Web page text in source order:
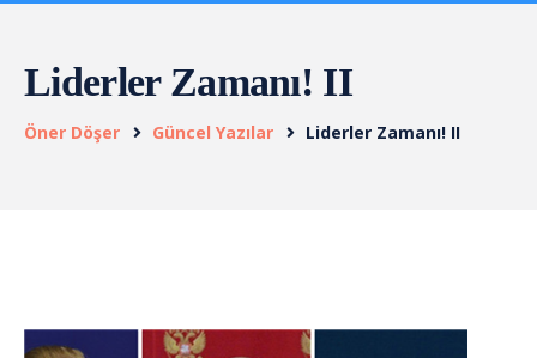
Liderler Zamanı! II
Öner Döşer Güncel Yazılar Liderler Zamanı! II